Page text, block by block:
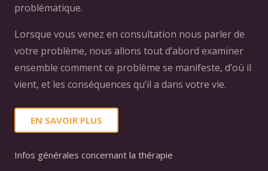
problématique.
Lorsque vous venez en consultation nous parler de
votre problème, nous allons tout d’abord examiner
ensemble comment ce problème se manifeste, d’où il
vient, et les conséquences qu’il a dans votre vie.
EN SAVOIR PLUS
Infos générales concernant la thérapie